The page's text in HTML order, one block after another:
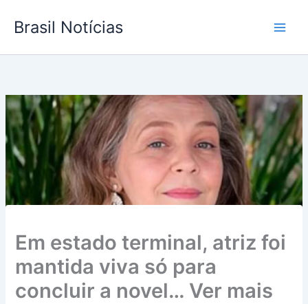
para
conteúdo
Brasil Notícias
Em estado terminal, atriz foi
mantida viva só para
concluir a novel… Ver mais